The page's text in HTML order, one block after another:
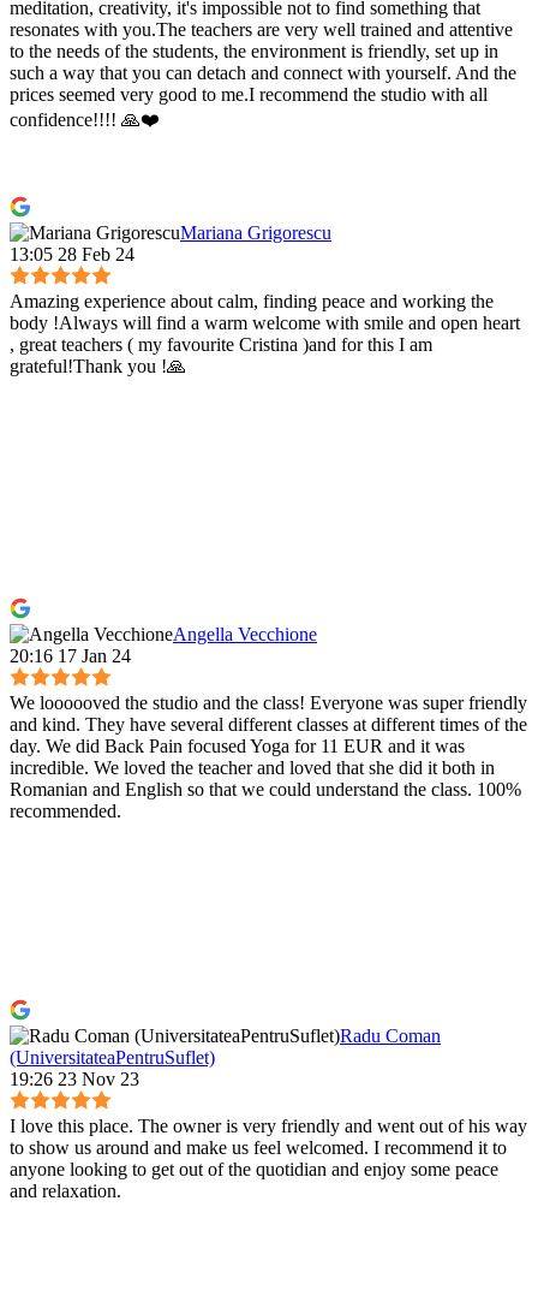
meditation, creativity, it's impossible not to find something that
resonates with you.The teachers are very well trained and attentive
to the needs of the students, the environment is friendly, set up in
such a way that you can detach and connect with yourself. And the
prices seemed very good to me.I recommend the studio with all
confidence!!!! 🙏❤️
Mariana Grigorescu
13:05 28 Feb 24
Amazing experience about calm, finding peace and working the
body !Always will find a warm welcome with smile and open heart
, great teachers ( my favourite Cristina )and for this I am
grateful!Thank you !🙏
Angella Vecchione
20:16 17 Jan 24
We loooooved the studio and the class! Everyone was super friendly
and kind. They have several different classes at different times of the
day. We did Back Pain focused Yoga for 11 EUR and it was
incredible. We loved the teacher and loved that she did it both in
Romanian and English so that we could understand the class. 100%
recommended.
Radu Coman
(UniversitateaPentruSuflet)
19:26 23 Nov 23
I love this place. The owner is very friendly and went out of his way
to show us around and make us feel welcomed. I recommend it to
anyone looking to get out of the quotidian and enjoy some peace
and relaxation.